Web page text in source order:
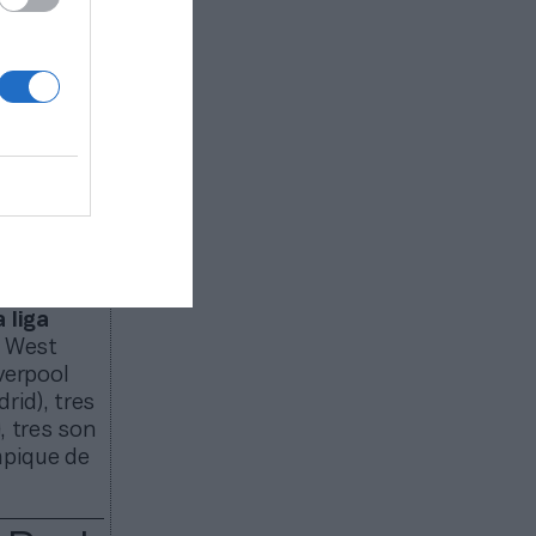
década.
la
aunque
liga
West
tres
tres son
de